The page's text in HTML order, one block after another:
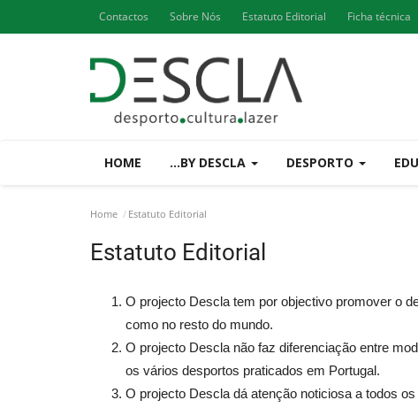
Contactos Sobre Nós Estatuto Editorial Ficha técnica
HOME ...BY DESCLA DESPORTO
Home Estatuto Editorial
Estatuto Editorial
O projecto Descla tem por objectivo promover o
como no resto do mundo.
O projecto Descla não faz diferenciação entre
os vários desportos praticados em Portugal.
O projecto Descla dá atenção noticiosa a todos